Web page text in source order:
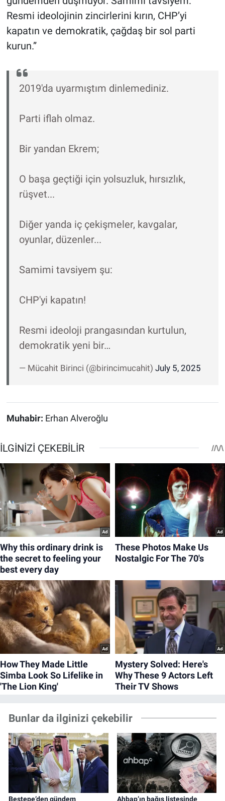
Resmi ideolojinin zincirlerini kırın, CHP’yi
kapatın ve demokratik, çağdaş bir sol parti
kurun.”
2019'da uyarmıştım dinlemediniz.
Parti iflah olmaz.
Bir yandan Ekrem;
O başa geçtiği için yolsuzluk, hırsızlık,
rüşvet...
Diğer yanda iç çekişmeler, kavgalar,
oyunlar, düzenler...
Samimi tavsiyem şu:
CHP'yi kapatın!
Resmi ideoloji prangasından kurtulun,
demokratik yeni bir…
— Mücahit Birinci (@birincimucahit) July 5, 2025
Muhabir: Erhan Alveroğlu
Bunlar da ilginizi çekebilir
Beştepe’den gündem
Ahbap’ın bağış listesinde